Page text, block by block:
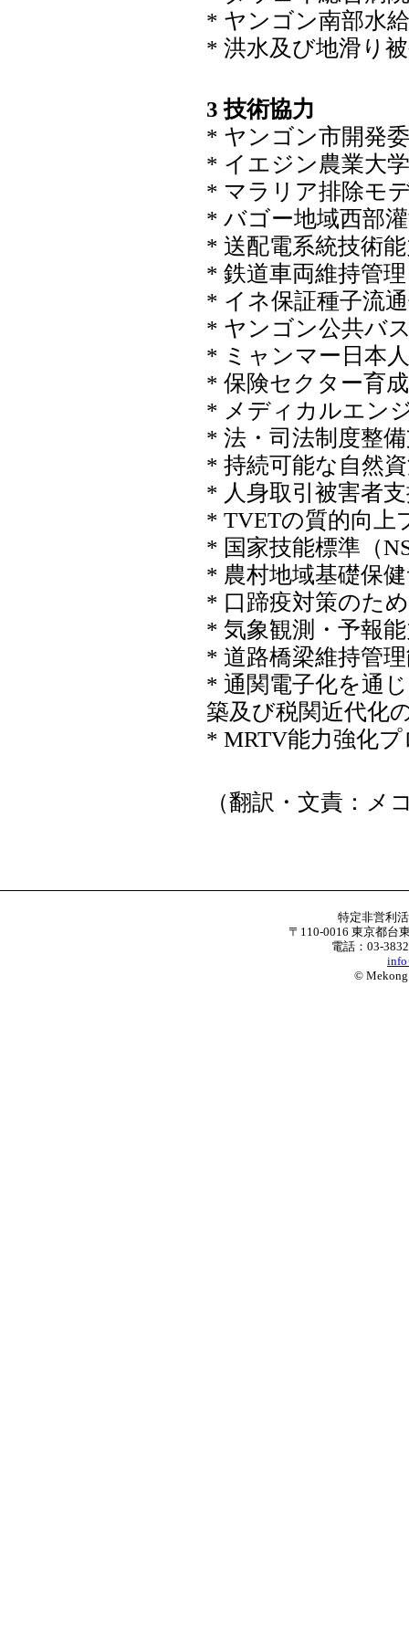
* ヤンゴン南部水
* 洪水及び地滑り
3 技術協力
* ヤンゴン市開発
* イエジン農業大
* マラリア排除モ
* バゴー地域西部
* 送配電系統技術
* 鉄道車両維持管
* イネ保証種子流
* ヤンゴン公共バ
* ミャンマー日本
* 保険セクター育
* メディカルエン
* 法・司法制度整
* 持続可能な自然
* 人身取引被害者
* TVETの質的向上
* 国家技能標準（
* 農村地域基礎保
* 口蹄疫対策のた
* 気象観測・予報
* 道路橋梁維持管
* 通関電子化を通
築及び税関近代化
* MRTV能力強化
（翻訳・文責：メ
特定非営利
〒110-0016 東京都台
電話：03-
info
© Mekong